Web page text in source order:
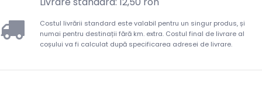
Costul livrării standard este valabil pentru un singur produs, și
numai pentru destinații fără km. extra. Costul final de livrare al
coșului va fi calculat după specificarea adresei de livrare.